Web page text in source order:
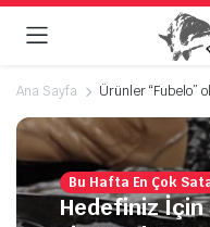
Ana Sayfa Ürünler “Fubelo”
Bu Hafta En Çok
Hedefiniz İçin